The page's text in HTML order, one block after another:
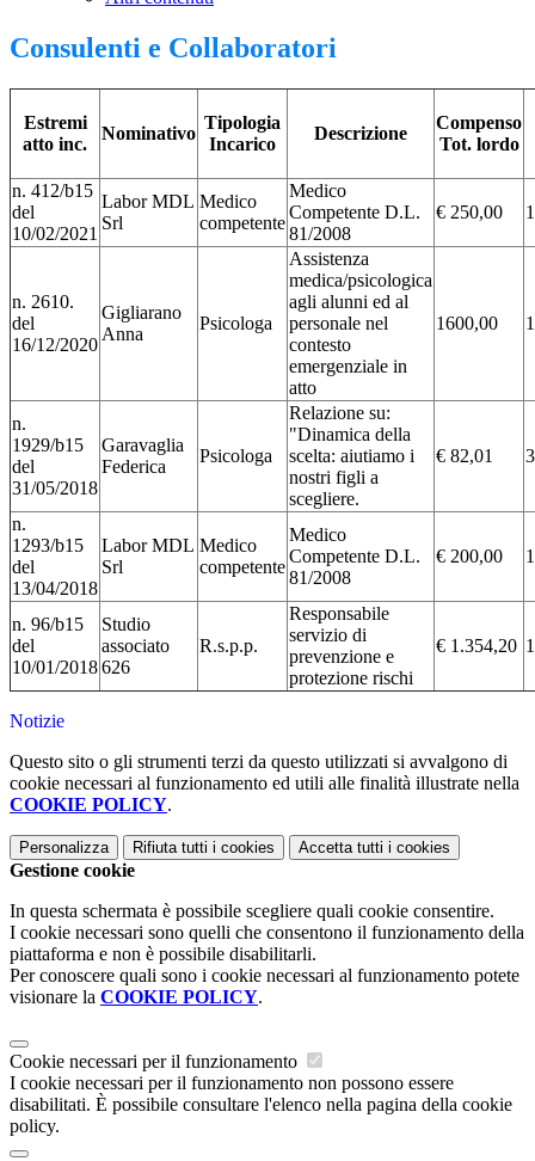
Consulenti e Collaboratori
Estremi
atto inc.
Nominativo
Tipologia
Incarico
Descrizione
Compenso
Tot. lordo
n. 412/b15
del
10/02/2021
Labor MDL
Srl
Medico
competente
Medico
Competente D.L.
81/2008
€ 250,00
n. 2610.
del
16/12/2020
Gigliarano
Anna
Psicologa
Assistenza
medica/psicologica
agli alunni ed al
personale nel
contesto
emergenziale in
atto
1600,00
n.
1929/b15
del
31/05/2018
Garavaglia
Federica
Psicologa
Relazione su:
"Dinamica della
scelta: aiutiamo i
nostri figli a
scegliere.
€ 82,01
n.
1293/b15
del
13/04/2018
Labor MDL
Srl
Medico
competente
Medico
Competente D.L.
81/2008
€ 200,00
n. 96/b15
del
10/01/2018
Studio
associato
626
R.s.p.p.
Responsabile
servizio di
prevenzione e
protezione rischi
€ 1.354,20
Notizie
Questo sito o gli strumenti terzi da questo utilizzati si avvalgono di
cookie necessari al funzionamento ed utili alle finalità illustrate nella
COOKIE POLICY.
Personalizza Rifiuta tutti i cookies Accetta tutti i cookies
Gestione cookie
In questa schermata è possibile scegliere quali cookie consentire.
I cookie necessari sono quelli che consentono il funzionamento della
piattaforma e non è possibile disabilitarli.
Per conoscere quali sono i cookie necessari al funzionamento potete
visionare la COOKIE POLICY.
Cookie necessari per il funzionamento
I cookie necessari per il funzionamento non possono essere
disabilitati. È possibile consultare l'elenco nella pagina della cookie
policy.